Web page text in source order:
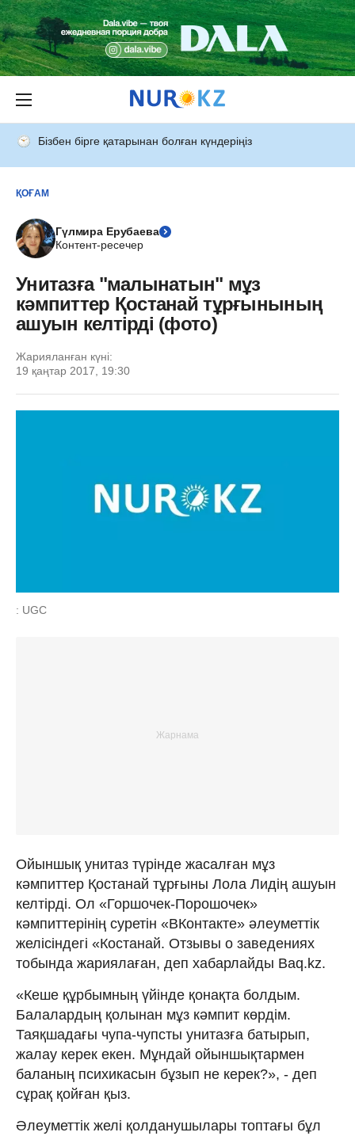
Бізбен бірге қатарынан болған күндеріңіз
ҚОҒАМ
Гүлмира Ерубаева
Контент-ресечер
Унитазға "малынатын" мұз
кәмпиттер Қостанай тұрғынының
ашуын келтірді (фото)
Жарияланған күні:
19 қаңтар 2017, 19:30
: UGC
Ойыншық унитаз түрінде жасалған мұз
кәмпиттер Қостанай тұрғыны Лола Лидің ашуын
келтірді. Ол «Горшочек-Порошочек»
кәмпиттерінің суретін «ВКонтакте» әлеуметтік
желісіндегі «Костанай. Отзывы о заведениях
тобында жариялаған, деп хабарлайды Baq.kz.
«Кеше құрбымның үйінде қонақта болдым.
Балалардың қолынан мұз кәмпит көрдім.
Таяқшадағы чупа-чупсты унитазға батырып,
жалау керек екен. Мұндай ойыншықтармен
баланың психикасын бұзып не керек?», - деп
сұрақ қойған қыз.
Әлеуметтік желі қолданушылары топтағы бұл